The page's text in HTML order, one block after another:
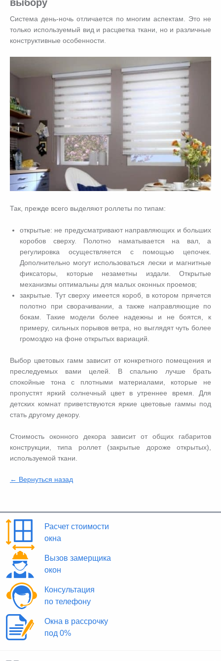
выбору
Система день-ночь отличается по многим аспектам. Это не
только используемый вид и расцветка ткани, но и различные
конструктивные особенности.
Так, прежде всего выделяют роллеты по типам:
открытые: не предусматривают направляющих и больших
коробов сверху. Полотно наматывается на вал, а
регулировка осуществляется с помощью цепочек.
Дополнительно могут использоваться лески и магнитные
фиксаторы, которые незаметны издали. Открытые
механизмы оптимальны для малых оконных проемов;
закрытые. Тут сверху имеется короб, в котором прячется
полотно при сворачивании, а также направляющие по
бокам. Такие модели более надежны и не боятся, к
примеру, сильных порывов ветра, но выглядят чуть более
громоздко на фоне открытых вариаций.
Выбор цветовых гамм зависит от конкретного помещения и
преследуемых вами целей. В спальню лучше брать
спокойные тона с плотными материалами, которые не
пропустят яркий солнечный цвет в утреннее время. Для
детских комнат приветствуются яркие цветовые гаммы под
стать другому декору.
Стоимость оконного декора зависит от общих габаритов
конструкции, типа роллет (закрытые дороже открытых),
используемой ткани.
← Вернуться назад
Расчет стоимости
окна
Вызов замерщика
окон
Консультация
по телефону
Окна в рассрочку
под 0%